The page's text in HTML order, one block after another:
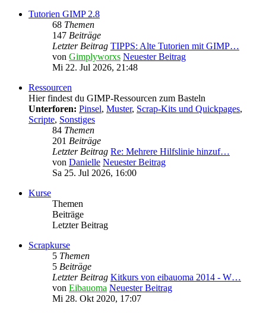
Tutorien GIMP 2.8
68 Themen
147 Beiträge
Letzter Beitrag TIPPS: Alte Tutorien mit GIMP…
von Gimplyworxs Neuester Beitrag
Mi 22. Jul 2026, 21:48
Ressourcen
Hier findest du GIMP-Ressourcen zum Basteln
Unterforen: Pinsel, Muster, Scrap-Kits und Quickpages,
Scripte, Sonstiges
84 Themen
201 Beiträge
Letzter Beitrag Re: Mehrere Hilfslinie hinzuf…
von Danielle Neuester Beitrag
Sa 25. Jul 2026, 16:00
Kurse
Themen
Beiträge
Letzter Beitrag
Scrapkurse
5 Themen
5 Beiträge
Letzter Beitrag Kitkurs von eibauoma 2014 - W…
von Eibauoma Neuester Beitrag
Mi 28. Okt 2020, 17:07